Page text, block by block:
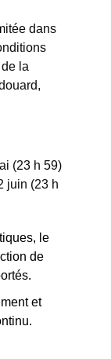
dans
la
(23 h 59)
juin (23 h
le
de
et